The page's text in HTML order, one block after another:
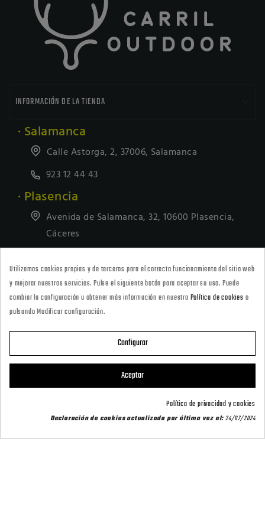
INFORMACIÓN DE LA TIENDA
· Salamanca
Calle Astorga, 2, 37006, Salamanca
923 12 44 43
· Plasencia
Avenida de Salamanca, 32, 10600 Plasencia,
Cáceres
· Tienda Online
marketing@armeriacarril.com
CATEGORÍAS 

CARRIL OUTDOOR 
Utilizamos cookies propias y de terceros para el correcto funcionamiento del sitio web
y mejorar nuestros servicios. Pulse el siguiente botón para aceptar su uso. Puede
cambiar la configuración u obtener más información en nuestra Política de cookies o
pulsando Modificar configuración.
Configurar
Aceptar
Política de privacidad y cookies
Declaración de cookies actualizada por última vez el:24/07/2024